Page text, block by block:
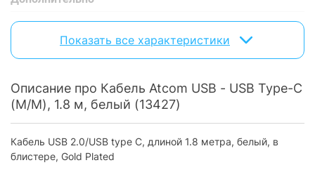
Версия USB: USB 2.0
Физические характеристики
Длина:
1.8 м
производителем без уведомления.
Показать все характеристики
Описание про Кабель Atcom USB - USB Type-C
(M/M), 1.8 м, белый (13427)
Кабель USB 2.0/USB type C, длиной 1.8 метра, белый, в
блистере, Gold Plated